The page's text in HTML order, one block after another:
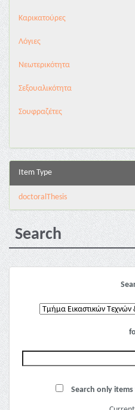
Καρικατούρες
Λόγιες
Νεωτερικότητα
Σεξουαλικότητα
Σουφραζέτες
Item Type
doctoralThesis
Search
Search only